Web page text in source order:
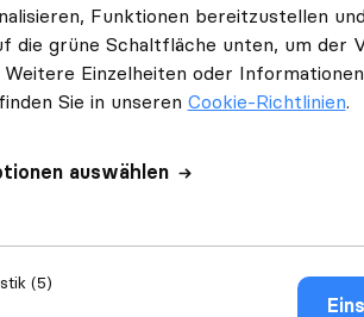
Funktionen bereitzustellen
die grüne Schaltfläche unten, um der
Einzelheiten oder
Sie in unseren Cookie-Richtlinien.
auswählen
(5)